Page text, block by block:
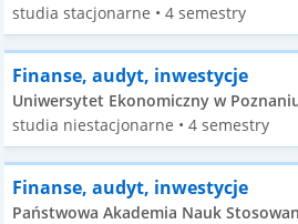
studia stacjonarne • 4 semestry
Finanse, audyt, inwestycje
Uniwersytet Ekonomiczny w
studia niestacjonarne • 4 semestry
Finanse, audyt, inwestycje
Państwowa Akademia Nauk